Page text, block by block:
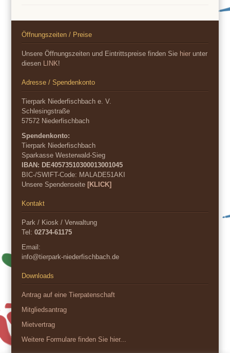
Öffnungszeiten / Preise
Unsere Öffnungszeiten und Eintrittspreise finden Sie hier unter
diesen LINK!
Adresse / Spendenkonto
Tierpark Niederfischbach e. V.
Schlesingstraße
57572 Niederfischbach
Spendenkonto:
Tierpark Niederfischbach
Sparkasse Westerwald-Sieg
IBAN: DE40573510300013001045
BIC-/SWIFT-Code: MALADE51AKI
Unsere Spendenseite [KLICK]
Kontakt
Park / Kiosk / Verwaltung
Tel:02734-61175
Email:
info@tierpark-niederfischbach.de
Downloads
Antrag auf eine Tierpatenschaft
Mitgliedsantrag
Mietvertrag
Weitere Formulare finden Sie hier...